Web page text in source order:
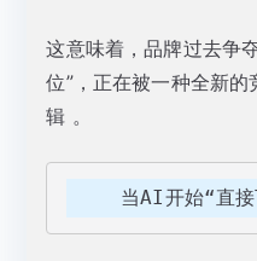
这意味着，品牌过去争
位”，正在被一种全新
辑 。
当AI开始“